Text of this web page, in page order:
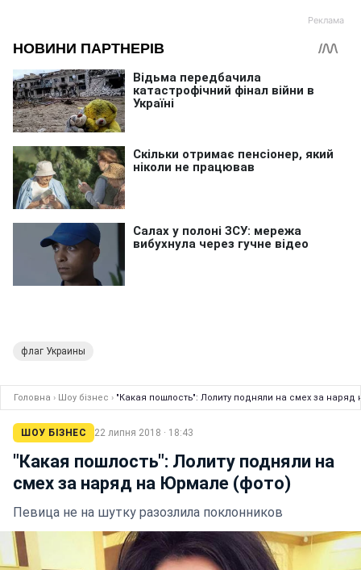
флаг Украины
Головна › Шоу бізнес › "Какая пошлость": Лолиту подняли на смех за
ШОУ БІЗНЕС 22 липня 2018 · 18:43
"Какая пошлость": Лолиту подняли на
смех за наряд на Юрмале (фото)
Певица не на шутку разозлила поклонников